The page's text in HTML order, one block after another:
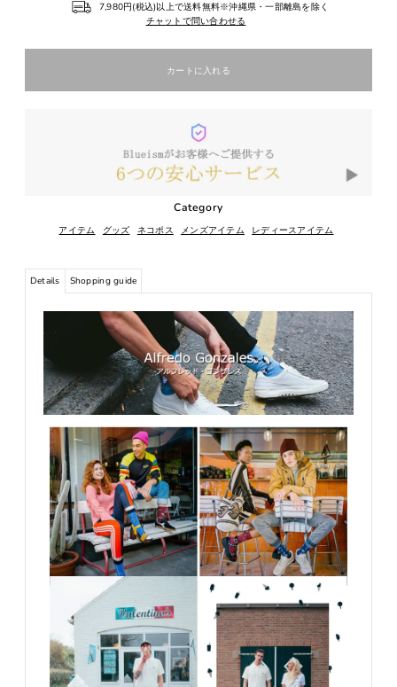
7,980円(税込)以上で送料無料※沖縄県・一部離島を除く
チャットで問い合わせる
Category
アイテム グッズ ネコポス メンズアイテム レディースアイテム
Details Shopping guide